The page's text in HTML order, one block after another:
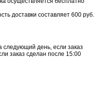
доставки составляет 600 руб.
следующий день, если заказ
заказ сделан после 15:00